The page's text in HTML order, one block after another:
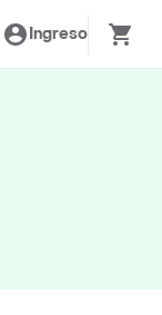
Ingreso